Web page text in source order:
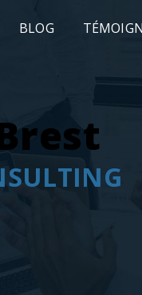
BLOG